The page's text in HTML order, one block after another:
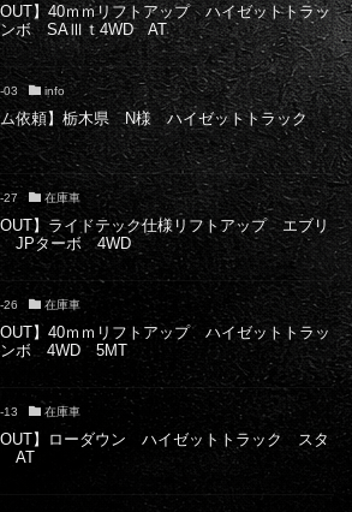
OUT】40ｍｍリフトアップ ハイゼットトラッ
ボ SAⅢｔ4WD AT
03 info
ム依頼】栃木県 N様 ハイゼットトラック
27 在庫車
OUT】ライドテック仕様リフトアップ エブリ
JPターボ 4WD
26 在庫車
OUT】40ｍｍリフトアップ ハイゼットトラッ
ボ 4WD 5MT
13 在庫車
OUT】ローダウン ハイゼットトラック スタ
AT